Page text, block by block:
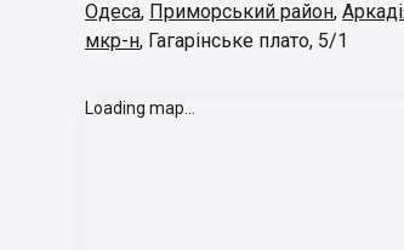
Одеса, Приморський район,
мкр-н, Гагарінське плато, 5/1
Loading map...